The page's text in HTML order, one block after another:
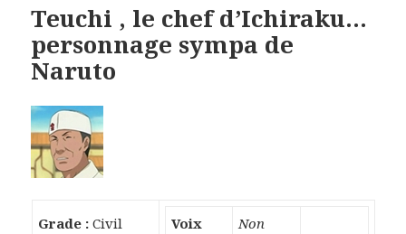
Teuchi , le chef d’Ichiraku…
personnage sympa de
Naruto
Grade :Civil
Voix
Non